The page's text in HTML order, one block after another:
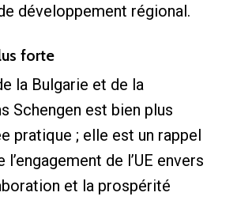
développement régional.
forte
la Bulgarie et de la
Schengen est bien plus
pratique ; elle est un rappel
de l’UE envers
et la prospérité